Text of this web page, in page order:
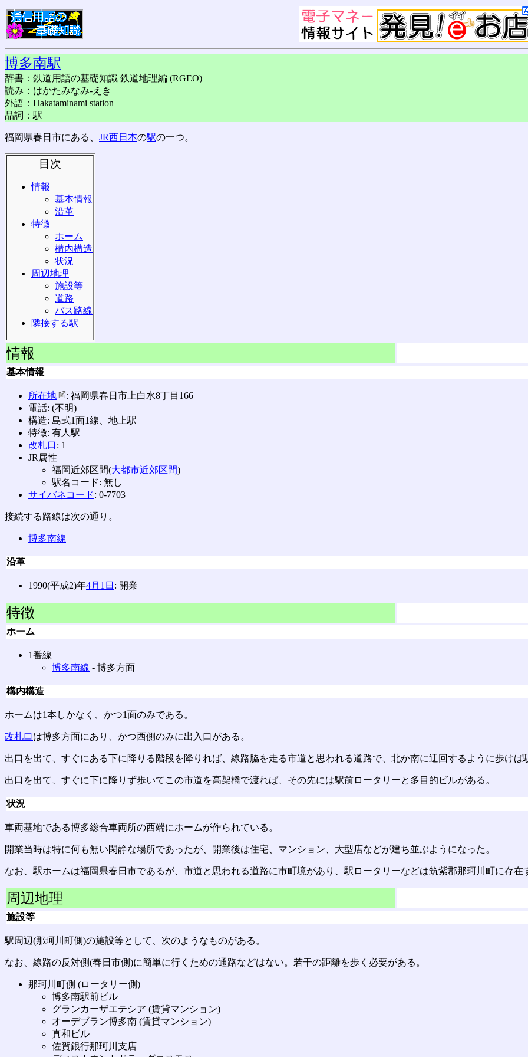
博多南駅
辞書：鉄道用語の基礎知識 鉄道地理編 (RGEO)
読み：はかたみなみ-えき
外語：Hakataminami station
品詞：駅
福岡県春日市にある、 JR西日本の駅の一つ。
目次
情報
基本情報
沿革
特徴
ホーム
構内構造
状況
周辺地理
施設等
道路
バス路線
隣接する駅
情報
基本情報
所在地
: 福岡県春日市上白水8丁目166
電話: (不明)
構造: 島式1面1線、地上駅
特徴: 有人駅
改札口: 1
JR属性
福岡近郊区間(大都市近郊区間)
駅名コード: 無し
サイバネコード: 0-7703
接続する路線は次の通り。
博多南線
沿革
1990(平成2)年4月1日 : 開業
特徴
ホーム
1番線
博多南線 ‐ 博多方面
構内構造
ホームは1本しかなく、かつ1面のみである。
改札口は博多方面にあり、かつ西側のみに出入口がある。
出口を出て、すぐにある下に降りる階段を降りれば、線路脇を走る市道と思われる道路で、北か南に迂回するように歩け
出口を出て、すぐに下に降りず歩いてこの市道を高架橋で渡れば、その先には駅前ロータリーと多目的ビルがある。
状況
車両基地である博多総合車両所の西端にホームが作られている。
開業当時は特に何も無い閑静な場所であったが、開業後は住宅、マンション、大型店などが建ち並ぶようになった。
なお、駅ホームは福岡県春日市であるが、市道と思われる道路に市町境があり、駅ロータリーなどは筑紫郡那珂川町に存在
周辺地理
施設等
駅周辺(那珂川町側)の施設等として、次のようなものがある。
なお、線路の反対側(春日市側)に簡単に行くための通路などはない。若干の距離を歩く必要がある。
那珂川町側 (ロータリー側)
博多南駅前ビル
グランカーザエテシア (賃貸マンション)
オーデブラン博多南 (賃貸マンション)
真和ビル
佐賀銀行那珂川支店